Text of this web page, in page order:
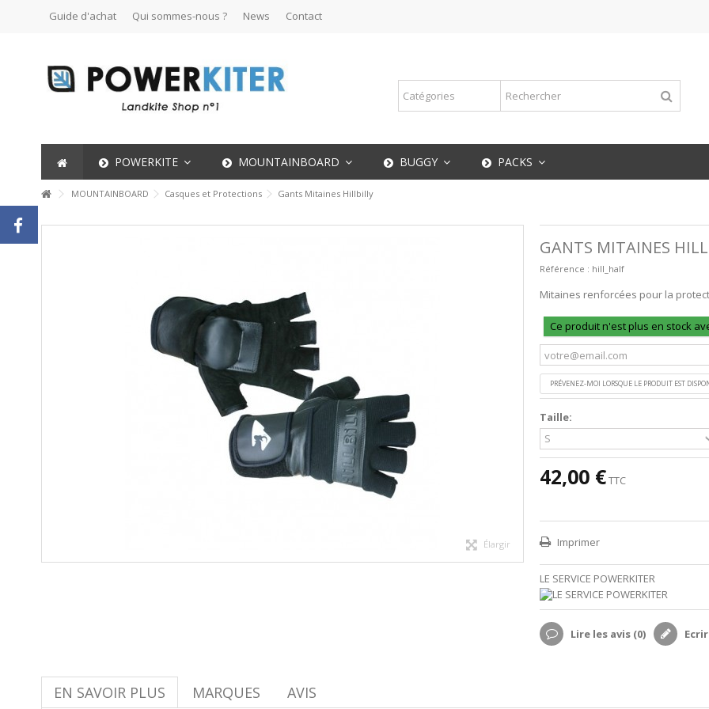
Guide d'achat Qui sommes-nous ? News Contact
POWERKITE MOUNTAINBOARD BUGGY PACKS
MOUNTAINBOARD Casques et Protections Gants Mitaines Hillbilly
Élargir
GANTS MITAINES
Référence : hill_half
Mitaines renforcées pour la
Ce produit n'est plus en stock
PRÉVENEZ-MOI LORSQUE LE PRODUIT EST
Taille:
42,00 €TTC
Imprimer
LE SERVICE POWERKITER
Lire les avis (0)
EN SAVOIR PLUS MARQUES AVIS